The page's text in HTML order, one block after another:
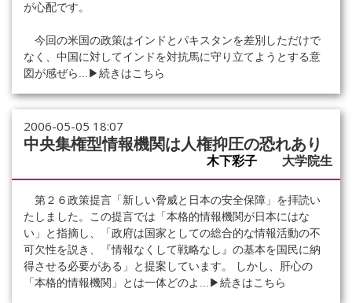
が心配です。
今回の米国の政策はインドとパキスタンを差別しただけで
なく、中国に対してインドを対抗馬に守り立てようとする意
図が感ぜら...
▶続きはこちら
2006-05-05 18:07
中央集権型情報機関は人権抑圧の恐れあり
木下彩子 大学院生
第２６政策提言「新しい脅威と日本の安全保障」を拝読い
たしました。この提言では「本格的情報機関が日本にはな
い」と指摘し、「政府は国家としての総合的な情報活動の不
可欠性を説き、『情報なくして戦略なし』の基本を国民に納
得させる必要がある」と提案しています。 しかし、肝心の
「本格的情報機関」とは一体どのよ...
▶続きはこちら